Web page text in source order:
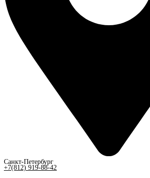
Санкт-Петербург
+7(812) 919-88-42